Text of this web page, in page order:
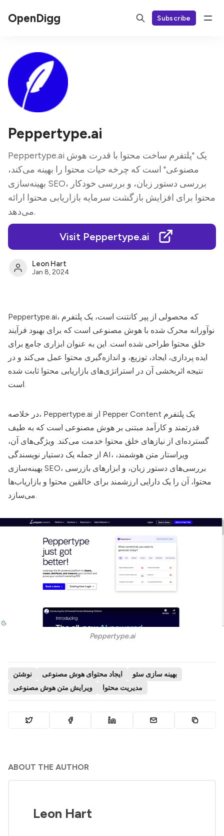
OpenDigg Subscribe
Peppertype.ai
Peppertype.ai یک "پلتفرم ساخت محتوا با قدرت هوش
مصنوعی" است که چرخه حیات محتوا را بهینه می‌کند،
بهینه‌سازی SEO، بررسی دستور زبان، و بررسی خودکار
محتوا برای افزایش بازگشت سرمایه بازاریابی محتوا ارائه
می‌دهد.
Visit Peppertype.ai
Leon Hart
Jan 8, 2024
Peppertype.ai، که محصولی از پپر کانتنت است، یک پلتفرم
نوآورانه محرک شده با هوش مصنوعی است که برای بهبود فرآیند
خلق محتوا طراحی شده است. این به عنوان ابزاری جامع برای
ایده پردازی، ایجاد، توزیع، و اندازه‌گیری محتوا عمل می‌کند و در
نتیجه اثربخشی آن در استراتژی‌های بازاریابی محتوا ثابت شده
است.
در خلاصه، Peppertype.ai
قدرتمند و کارآمد مبتنی بر هوش مصنوعی است که به طیف
گسترده‌ای از نیازهای خلق محتوا خدمت می‌کند. ویژگی‌های آن،
از جمله یک دستیار نویسندگی AI، ویراستار متن هوشمند،
بهینه‌سازی SEO، بررسی‌های دستور زبان، و ابزارهای بازرسی
محتوا، آن را یک دارایی ارزشمند برای خالقین محتوا و بازاریاب‌ها
می‌سازد.
Peppertype.ai
نوشتن ایجاد محتوای هوش مصنوعی
بهینه سازی سئو
ویرایش متن هوش مصنوعی
مدیریت محتوا
ABOUT THE AUTHOR
Leon Hart